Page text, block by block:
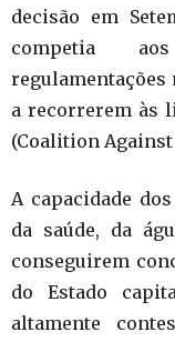
decisão em
competia
regulamentações
a recorrerem às
(Coalition
A capacidade
da saúde, da
conseguirem
do Estado
altamente